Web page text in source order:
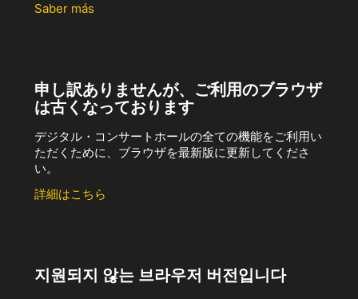
Saber más
申し訳ありませんが、ご利用のブラウザ
は古くなっております
デジタル・コンサートホールの全ての機能をご利用い
ただくために、ブラウザを最新版に更新してくださ
い。
詳細はこちら
지원되지 않는 브라우저 버전입니다